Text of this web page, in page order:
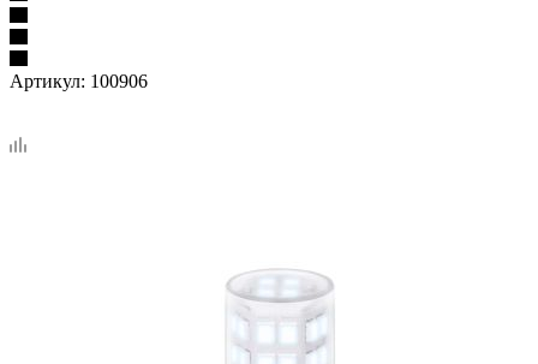
Артикул: 100906